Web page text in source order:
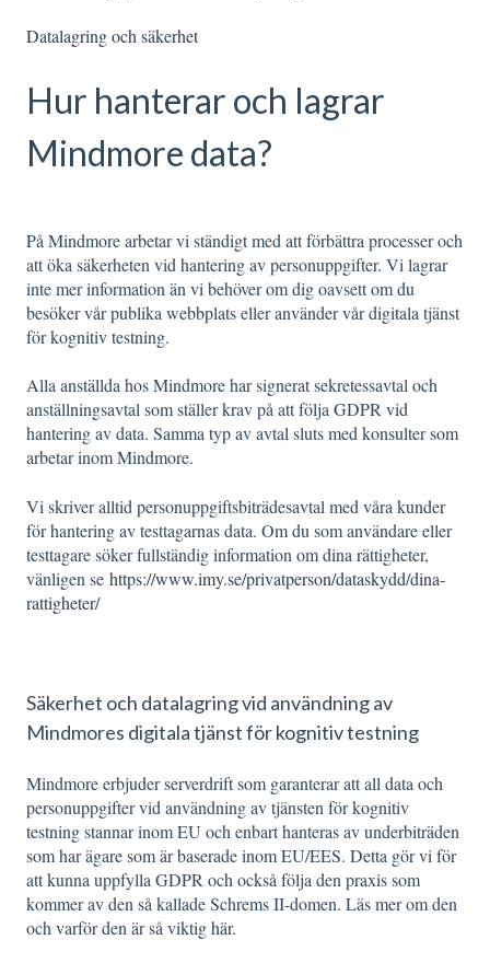
Datalagring och säkerhet
Hur hanterar och lagrar
Mindmore data?
På Mindmore arbetar vi ständigt med att förbättra processer och
att öka säkerheten vid hantering av personuppgifter. Vi lagrar
inte mer information än vi behöver om dig oavsett om du
besöker vår publika webbplats eller använder vår digitala tjänst
för kognitiv testning.
Alla anställda hos Mindmore har signerat sekretessavtal och
anställningsavtal som ställer krav på att följa GDPR vid
hantering av data. Samma typ av avtal sluts med konsulter som
arbetar inom Mindmore.
Vi skriver alltid personuppgiftsbiträdesavtal med våra kunder
för hantering av testtagarnas data. Om du som användare eller
testtagare söker fullständig information om dina rättigheter,
vänligen se https://www.imy.se/privatperson/dataskydd/dina-
rattigheter/
Säkerhet och datalagring vid användning av
Mindmores digitala tjänst för kognitiv testning
Mindmore erbjuder serverdrift som garanterar att all data och
personuppgifter vid användning av tjänsten för kognitiv
testning stannar inom EU och enbart hanteras av underbiträden
som har ägare som är baserade inom EU/EES. Detta gör vi för
att kunna uppfylla GDPR och också följa den praxis som
kommer av den så kallade Schrems II-domen. Läs mer om den
och varför den är så viktighär.